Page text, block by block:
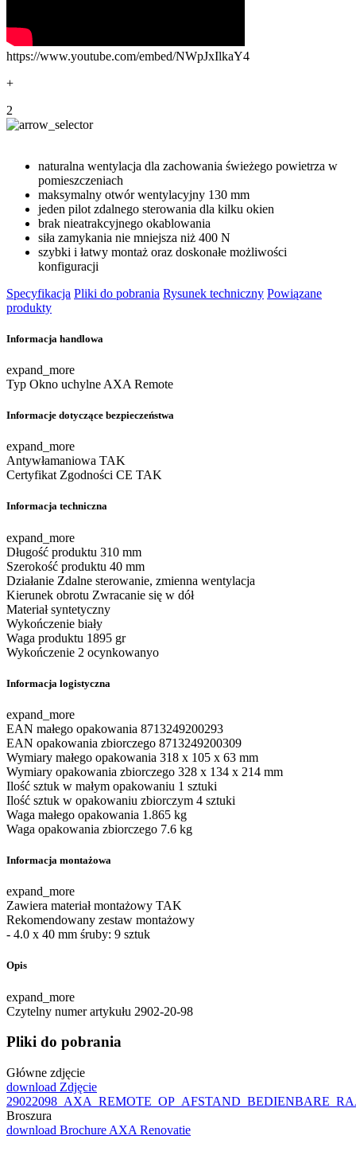
https://www.youtube.com/embed/NWpJxIlkaY4
+
2
naturalna wentylacja dla zachowania świeżego powietrza w
pomieszczeniach
maksymalny otwór wentylacyjny 130 mm
jeden pilot zdalnego sterowania dla kilku okien
brak nieatrakcyjnego okablowania
siła zamykania nie mniejsza niż 400 N
szybki i łatwy montaż oraz doskonałe możliwości
konfiguracji
Specyfikacja Pliki do pobrania Rysunek techniczny Powiązane
produkty
Informacja handlowa
expand_more
Typ Okno uchylne AXA Remote
Informacje dotyczące bezpieczeństwa
expand_more
Antywłamaniowa TAK
Certyfikat Zgodności CE TAK
Informacja techniczna
expand_more
Długość produktu 310 mm
Szerokość produktu 40 mm
Działanie Zdalne sterowanie, zmienna wentylacja
Kierunek obrotu Zwracanie się w dół
Materiałsyntetyczny
Wykończenie biały
Waga produktu 1895 gr
Wykończenie 2 ocynkowanyo
Informacja logistyczna
expand_more
EAN małego opakowania 8713249200293
EAN opakowania zbiorczego 8713249200309
Wymiary małego opakowania 318 x 105 x 63 mm
Wymiary opakowania zbiorczego 328 x 134 x 214 mm
Ilość sztuk w małym opakowaniu 1 sztuki
Ilość sztuk w opakowaniu zbiorczym 4 sztuki
Waga małego opakowania 1.865 kg
Waga opakowania zbiorczego 7.6 kg
Informacja montażowa
expand_more
Zawiera materiał montażowy TAK
Rekomendowany zestaw montażowy
- 4.0 x 40 mm śruby: 9 sztuk
Opis
expand_more
Czytelny numer artykułu 2902-20-98
Pliki do pobrania
Główne zdjęcie
download Zdjęcie
Broszura
download Brochure AXA Renovatie